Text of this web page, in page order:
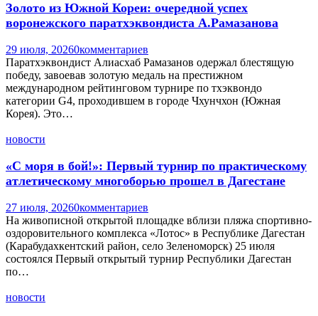
Золото из Южной Кореи: очередной успех
воронежского паратхэквондиста А.Рамазанова
29 июля, 20260комментариев
Паратхэквондист Алиасхаб Рамазанов одержал блестящую
победу, завоевав золотую медаль на престижном
международном рейтинговом турнире по тхэквондо
категории G4, проходившем в городе Чхунчхон (Южная
Корея). Это…
новости
«С моря в бой!»: Первый турнир по практическому
атлетическому многоборью прошел в Дагестане
27 июля, 20260комментариев
На живописной открытой площадке вблизи пляжа спортивно-
оздоровительного комплекса «Лотос» в Республике Дагестан
(Карабудахкентский район, село Зеленоморск) 25 июля
состоялся Первый открытый турнир Республики Дагестан
по…
новости